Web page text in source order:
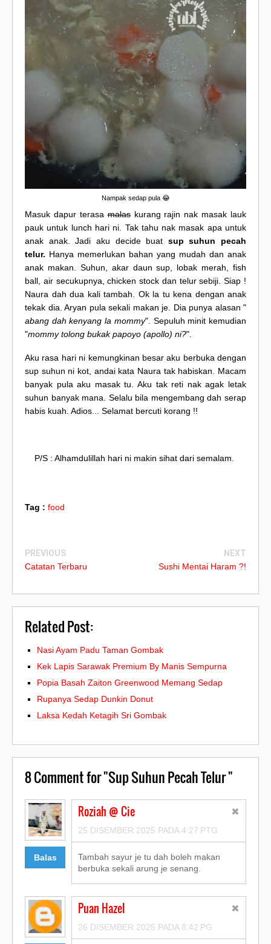
Nampak sedap pula 😂
Masuk dapur terasamalaskurang rajin nak masak lauk
pauk untuk lunch hari ni. Tak tahu nak masak apa untuk
anak anak. Jadi aku decide buat sup suhun pecah
telur. Hanya memerlukan bahan yang mudah dan anak
anak makan. Suhun, akar daun sup, lobak merah, fish
ball, air secukupnya, chicken stock dan telur sebiji. Siap !
Naura dah dua kali tambah. Ok la tu kena dengan anak
tekak dia. Aryan pula sekali makan je. Dia punya alasan "
abang dah kenyang la mommy". Sepuluh minit kemudian
"mommy tolong bukak papoyo (apollo) ni?".
Aku rasa hari ni kemungkinan besar aku berbuka dengan
sup suhun ni kot, andai kata Naura tak habiskan. Macam
banyak pula aku masak tu. Aku tak reti nak agak letak
suhun banyak mana. Selalu bila mengembang dah serap
habis kuah. Adios... Selamat bercuti korang !!
P/S : Alhamdulillah hari ni makin sihat dari semalam.
Tag : food
PREVIOUS
Catatan Terbaru
NEXT
Sushi Mentai Haram ?!
Related Post:
Nasi Ayam Padu Taman Gombak
Kek Lapis Sarawak Premium By Manis Sempurna
Popia Basah Zaiton Greenwood Memang Sedap
Rupanya Sedap Dunkin Donut
Laksa Kedah Ketagih Sri Gombak
8Comment for "Sup Suhun Pecah Telur "
Balas
Roziah @ Cie
25 DISEMBER 2025 PADA 4:27 PTG
Tambah sayur je tu dah boleh makan
berbuka sekali arung je senang.
Puan Hazel
26 DISEMBER 2025 PADA 8:42 PG